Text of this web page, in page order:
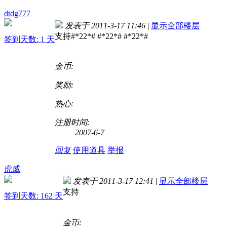
dtdg777
签到天数: 1 天
发表于 2011-3-17 11:46 | 显示全部楼层
支持#*22*# #*22*# #*22*#
金币:
奖励:
热心:
注册时间:
2007-6-7
回复 使用道具 举报
虎威
签到天数: 162 天
发表于 2011-3-17 12:41 | 显示全部楼层
支持
金币: